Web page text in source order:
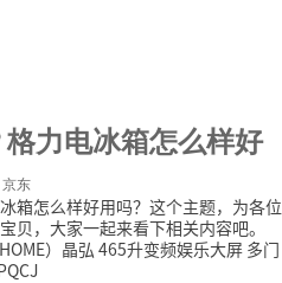
力电冰箱怎么样好
东
箱怎么样好用吗？这个主题，为各位
贝，大家一起来看下相关内容吧。
）晶弘 465升变频娱乐大屏 多门